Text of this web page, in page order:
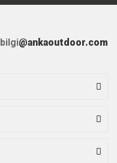
bilgi@ankaoutdoor.com